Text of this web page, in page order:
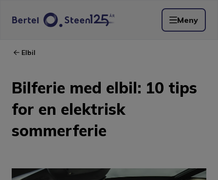
Meny
Elbil
Bilferie med elbil: 10 tips
for en elektrisk
sommerferie